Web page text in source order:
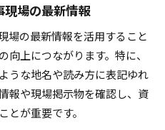
場の最新情報
場の最新情報を活用すること
上につながります。特に、
うな地名や読み方に表記ゆれ
報や現場掲示物を確認し、資
が重要です。